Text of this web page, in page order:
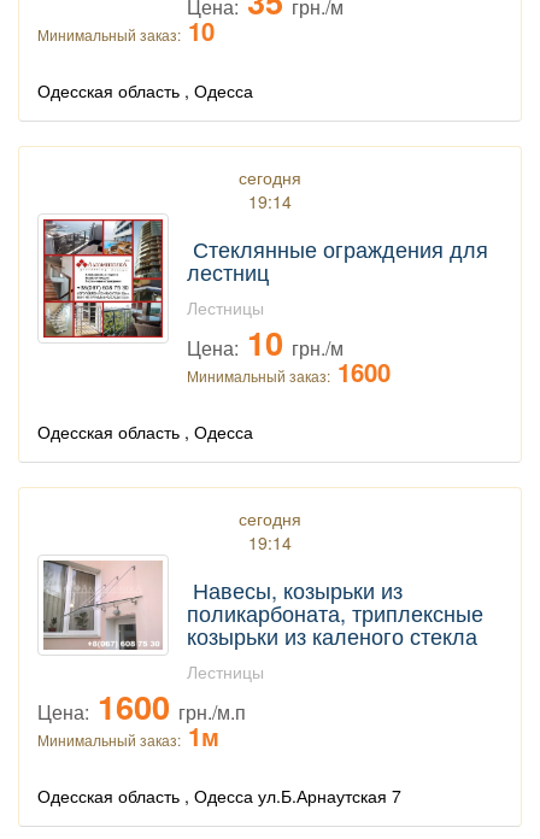
Цена: грн./м
Минимальный заказ: 10
Одесская область , Одесса
сегодня
19:14
Стеклянные ограждения для
лестниц
Лестницы
Цена: 10 грн./м
Минимальный заказ: 1600
Одесская область , Одесса
сегодня
19:14
Навесы, козырьки из
поликарбоната, триплексные
козырьки из каленого стекла
Лестницы
Цена: 1600 грн./м.п
Минимальный заказ: 1м
Одесская область , Одесса ул.Б.Арнаутская 7